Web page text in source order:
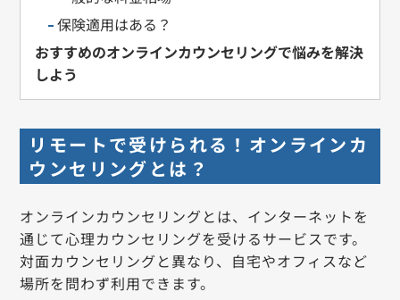
保険適用はある？
おすすめのオンラインカウンセリングで悩みを解決
しよう
リモートで受けられる！オンラインカ
ウンセリングとは？
オンラインカウンセリングとは、インターネットを
通じて心理カウンセリングを受けるサービスです。
対面カウンセリングと異なり、自宅やオフィスなど
場所を問わず利用できます。